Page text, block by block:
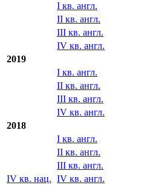
I кв. англ.
II кв. англ.
III кв. англ.
IV кв. англ.
2019
I кв. англ.
II кв. англ.
III кв. англ.
IV кв. англ.
2018
I кв. англ.
II кв. англ.
III кв. англ.
IV кв. нац. IV кв. англ.